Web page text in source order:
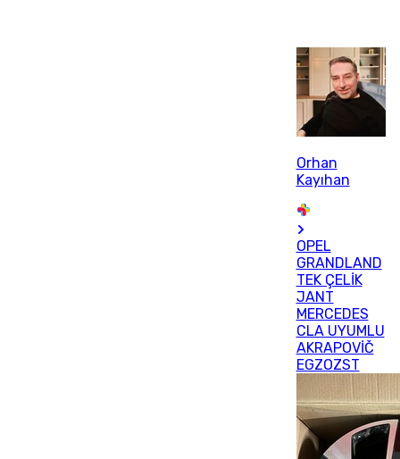
Orhan
Kayıhan
OPEL
GRANDLAND
TEK ÇELİK
JANT
MERCEDES
CLA UYUMLU
AKRAPOVİČ
EGZOZST